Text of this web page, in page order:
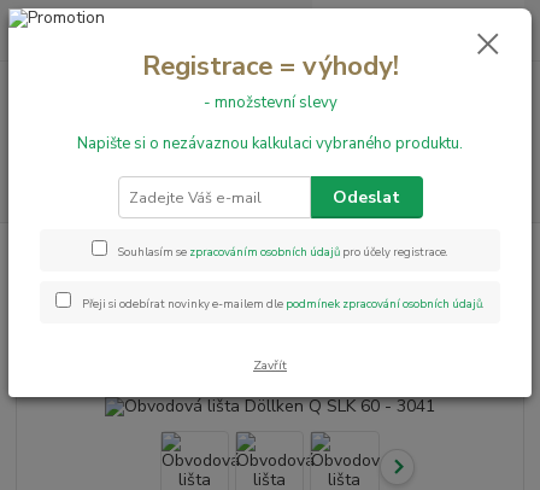
+420 731 199 591 0,00 Kč
Obvodové lišty Obvodová lišta Döllken Q SLK 60 - 3041
Obvodová lišta Döllken Q SLK 60
Registrace = výhody!
- množstevní slevy
Napište si o nezávaznou kalkulaci vybraného produktu.
Odeslat
Souhlasím se zpracováním osobních údajů pro účely registrace.
Přeji si odebírat novinky e-mailem dle podmínek zpracování osobních údajů.
Zavřít